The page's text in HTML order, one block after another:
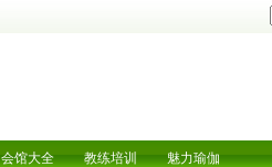
会馆大全 教练培训 魅力瑜伽